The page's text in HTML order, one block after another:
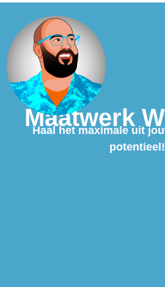
Maatwerk
Haal het maximale uit
potentieel!